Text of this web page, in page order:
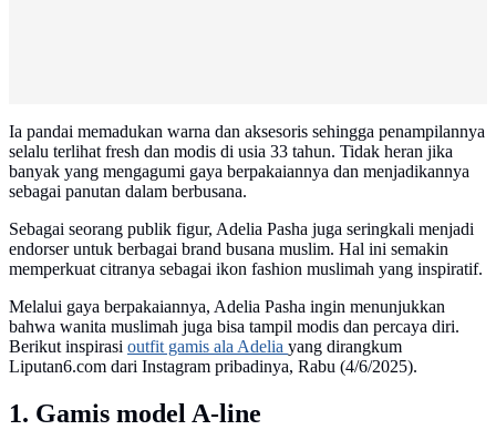
Ia pandai memadukan warna dan aksesoris sehingga penampilannya
selalu terlihat fresh dan modis di usia 33 tahun. Tidak heran jika
banyak yang mengagumi gaya berpakaiannya dan menjadikannya
sebagai panutan dalam berbusana.
Sebagai seorang publik figur, Adelia Pasha juga seringkali menjadi
endorser untuk berbagai brand busana muslim. Hal ini semakin
memperkuat citranya sebagai ikon fashion muslimah yang inspiratif.
Melalui gaya berpakaiannya, Adelia Pasha ingin menunjukkan
bahwa wanita muslimah juga bisa tampil modis dan percaya diri.
Berikut inspirasi outfit gamis ala Adelia yang dirangkum
Liputan6.com dari Instagram pribadinya, Rabu (4/6/2025).
1. Gamis model A-line